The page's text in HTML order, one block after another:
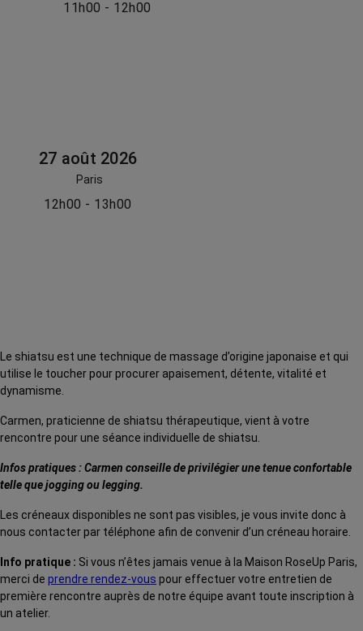
11h00 - 12h00
27 août 2026
Paris
12h00 - 13h00
Le shiatsu est une technique de massage d’origine japonaise et qui
utilise le toucher pour procurer apaisement, détente, vitalité et
dynamisme.
Carmen, praticienne de shiatsu thérapeutique, vient à votre
rencontre pour une séance individuelle de shiatsu.
Infos pratiques : Carmen conseille de privilégier une tenue confortable
telle que jogging ou legging.
Les créneaux disponibles ne sont pas visibles, je vous invite donc à
nous contacter par téléphone afin de convenir d’un créneau horaire.
Info pratique : Si vous n’êtes jamais venue à la Maison RoseUp Paris,
merci de prendre rendez-vous pour effectuer votre entretien de
première rencontre auprès de notre équipe avant toute inscription à
un atelier.